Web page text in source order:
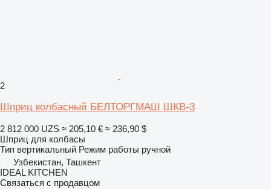
2
Шприц колбасный БЕЛТОРГМАШ ШКВ-3
2 812 000 UZS ≈ 205,10 € ≈ 236,90 $
Шприц для колбасы
Тип вертикальный Режим работы ручной
Узбекистан, Ташкент
IDEAL KITCHEN
Связаться с продавцом